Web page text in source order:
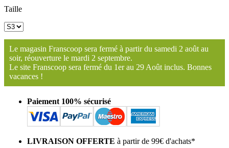
Taille
Le magasin Franscoop sera fermé à partir du samedi 2 août au
soir, réouverture le mardi 2 septembre.
Le site Franscoop sera fermé du 1er au 29 Août inclus. Bonnes
vacances !
Paiement 100% sécurisé
LIVRAISON OFFERTE à partir de 99€ d'achats*